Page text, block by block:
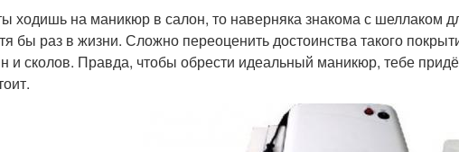
ходишь на маникюр в салон, то наверняка знакома с шеллаком
бы раз в жизни. Сложно переоценить достоинства такого
и сколов. Правда, чтобы обрести идеальный маникюр, тебе